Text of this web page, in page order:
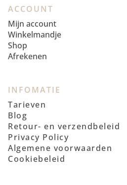
ACCOUNT
Mijn account
Winkelmandje
Shop
Afrekenen
INFOMATIE
Tarieven
Blog
Retour- en verzendbeleid
Privacy Policy
Algemene voorwaarden
Cookiebeleid